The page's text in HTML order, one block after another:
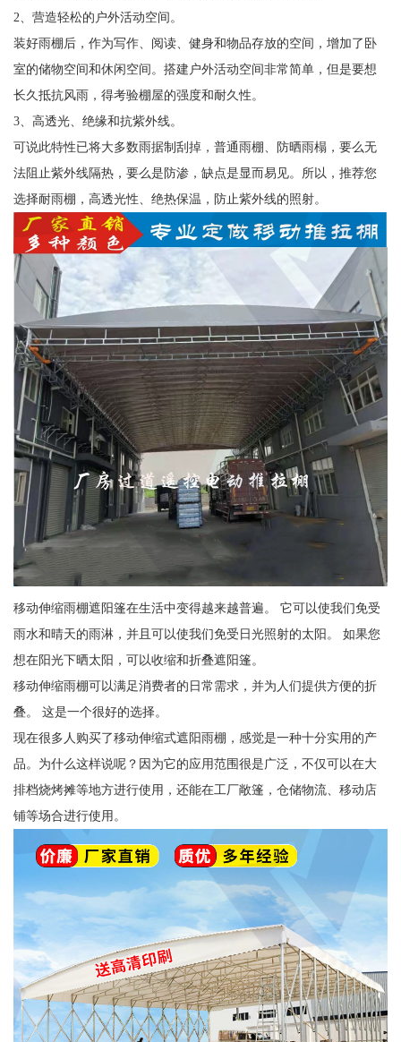
2、营造轻松的户外活动空间。
装好雨棚后，作为写作、阅读、健身和物品存放的空间，增加了卧
室的储物空间和休闲空间。搭建户外活动空间非常简单，但是要想
长久抵抗风雨，得考验棚屋的强度和耐久性。
3、高透光、绝缘和抗紫外线。
可说此特性已将大多数雨据制刮掉，普通雨棚、防晒雨榻，要么无
法阻止紫外线隔热，要么是防渗，缺点是显而易见。所以，推荐您
选择耐雨棚，高透光性、绝热保温，防止紫外线的照射。
移动伸缩雨棚遮阳篷在生活中变得越来越普遍。 它可以使我们免受
雨水和晴天的雨淋，并且可以使我们免受日光照射的太阳。 如果您
想在阳光下晒太阳，可以收缩和折叠遮阳篷。
移动伸缩雨棚可以满足消费者的日常需求，并为人们提供方便的折
叠。 这是一个很好的选择。
现在很多人购买了移动伸缩式遮阳雨棚，感觉是一种十分实用的产
品。为什么这样说呢？因为它的应用范围很是广泛，不仅可以在大
排档烧烤摊等地方进行使用，还能在工厂敞篷，仓储物流、移动店
铺等场合进行使用。